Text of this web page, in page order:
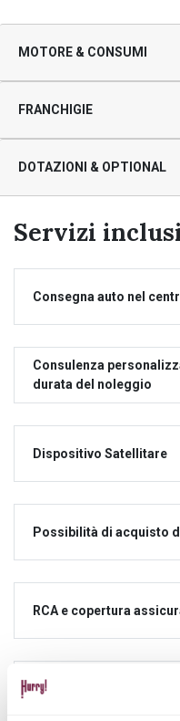
MOTORE & CONSUMI
FRANCHIGIE
DOTAZIONI & OPTIONAL
Servizi
Consegna auto nel
Consulenza
durata del noleggio
Dispositivo Satellitare
Possibilità di acquisto
RCA e copertura
Manutenzione ordinaria